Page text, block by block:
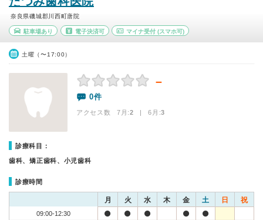
奈良県磯城郡川西町唐院
駐車場あり 電子決済可 マイナ受付 (スマホ可)
土曜（〜17:00）
－
0件
アクセス数 7月:2 | 6月:3
診療科目：
歯科、矯正歯科、小児歯科
診療時間
月 火 水 木 金 土 日 祝
09:00-12:30